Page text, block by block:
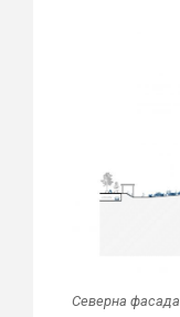
Северна фасада